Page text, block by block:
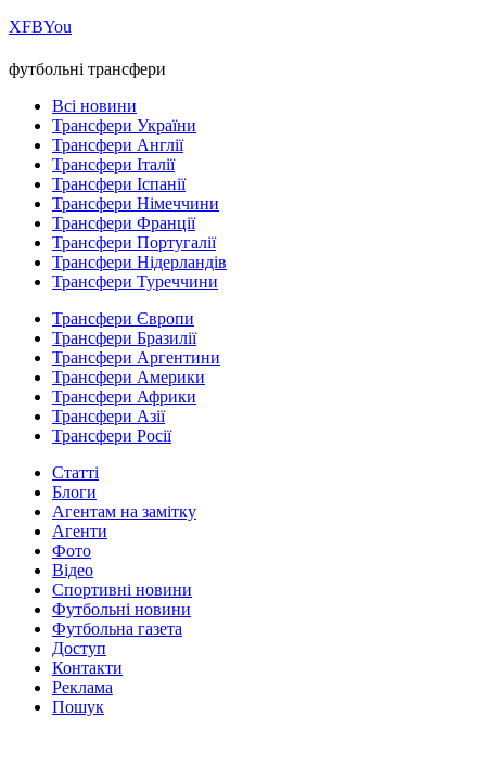
ХFBYou
футбольні трансфери
Всі новини
Трансфери України
Трансфери Англії
Трансфери Італії
Трансфери Іспанії
Трансфери Німеччини
Трансфери Франції
Трансфери Португалії
Трансфери Нідерландів
Трансфери Туреччини
Трансфери Європи
Трансфери Бразилії
Трансфери Аргентини
Трансфери Америки
Трансфери Африки
Трансфери Азії
Трансфери Росії
Статті
Блоги
Агентам на замітку
Агенти
Фото
Відео
Спортивні новини
Футбольні новини
Футбольна газета
Доступ
Контакти
Реклама
Пошук